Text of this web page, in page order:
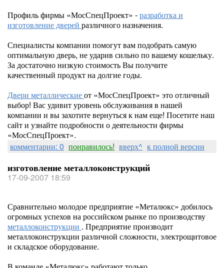
Профиль фирмы «МосСпецПроект» -разработка и
изготовление дверей различного назначения.
Специалисты компании помогут вам подобрать самую
оптимальную дверь, не ударив сильно по вашему кошельку.
За достаточно низкую стоимость Вы получите
качественный продукт на долгие годы.
Двери металлическиеот «МосСпецПроект» это отличный
выбор! Вас удивит уровень обслуживания в нашей
компании и вы захотите вернуться к нам еще! Посетите наш
сайт и узнайте подробности о деятельности фирмы
«МосСпецПроект».
комментарии: 0 понравилось! вверх^ к полной версии
изготовление металлоконструкций
17-09-2007 18:59
Сравнительно молодое предприятие «Металюкс» добилось
огромных успехов на российском рынке по производству
металлоконструкции . Предприятие производит
металлоконструкции различной сложности, электрощитовое
и складское оборудование.